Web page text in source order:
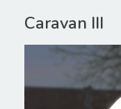
Caravan III